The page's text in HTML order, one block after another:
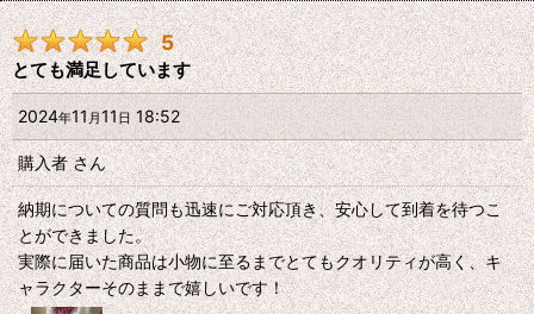
5
とても満足しています
2024年11月 11日18:52
購入者さん
納期についての質問も迅速にご対応頂き、安心して到着を待つこ
とができました。
実際に届いた商品は小物に至るまでとてもクオリティが高く、キ
ャラクターそのままで嬉しいです！